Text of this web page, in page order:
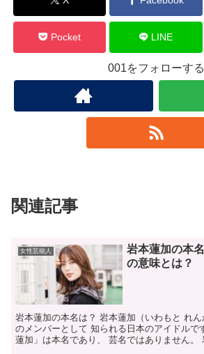
Pocket LINE
001をフォローする
関連記事
女性芸能人
岩本蓮加の本
の意味とは？
岩本蓮加の本名は？ 岩本蓮加（いわもと れ
のメンバーとして 知られる日本のアイドルで
蓮加」は本名であり、 芸名ではありません。